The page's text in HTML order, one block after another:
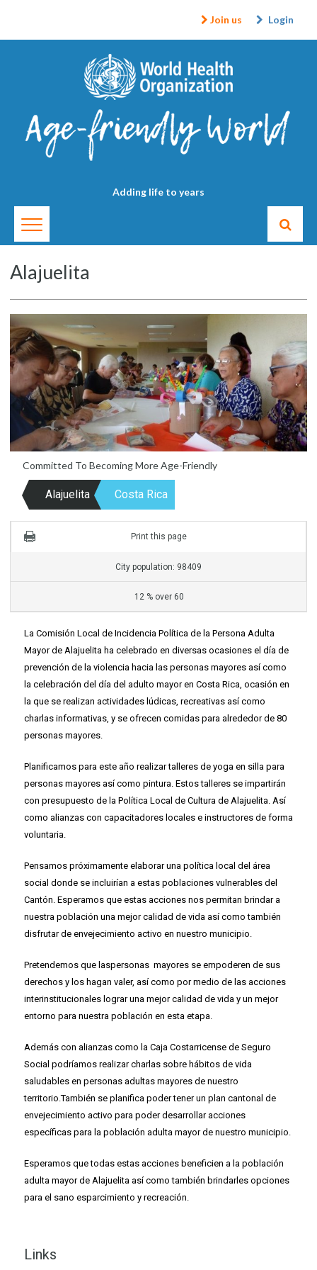
Login
Join us
Adding life to years
Alajuelita
Committed To Becoming More Age-Friendly
Alajuelita Costa Rica
Print this page
City population: 98409
12 % over 60
La Comisión Local de Incidencia Política de la Persona Adulta
Mayor de Alajuelita ha celebrado en diversas ocasiones el día de
prevención de la violencia hacia las personas mayores así como
la celebración del día del adulto mayor en Costa Rica, ocasión en
la que se realizan actividades lúdicas, recreativas así como
charlas informativas, y se ofrecen comidas para alrededor de 80
personas mayores.
Planificamos para este año realizar talleres de yoga en silla para
personas mayores así como pintura. Estos talleres se impartirán
con presupuesto de la Política Local de Cultura de Alajuelita. Así
como alianzas con capacitadores locales e instructores de forma
voluntaria.
Pensamos próximamente elaborar una política local del área
social donde se incluirían a estas poblaciones vulnerables del
Cantón. Esperamos que estas acciones nos permitan brindar a
nuestra población una mejor calidad de vida así como también
disfrutar de envejecimiento activo en nuestro municipio.
Pretendemos que laspersonas mayores se empoderen de sus
derechos y los hagan valer, así como por medio de las acciones
interinstitucionales lograr una mejor calidad de vida y un mejor
entorno para nuestra población en esta etapa.
Además con alianzas como la Caja Costarricense de Seguro
Social podríamos realizar charlas sobre hábitos de vida
saludables en personas adultas mayores de nuestro
territorio.También se planifica poder tener un plan cantonal de
envejecimiento activo para poder desarrollar acciones
específicas para la población adulta mayor de nuestro municipio.
Esperamos que todas estas acciones beneficien a la población
adulta mayor de Alajuelita así como también brindarles opciones
para el sano esparcimiento y recreación.
Links